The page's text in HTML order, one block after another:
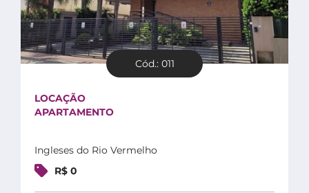
Cód.: 011
LOCAÇÃO
APARTAMENTO
Ingleses do Rio Vermelho
R$ 0